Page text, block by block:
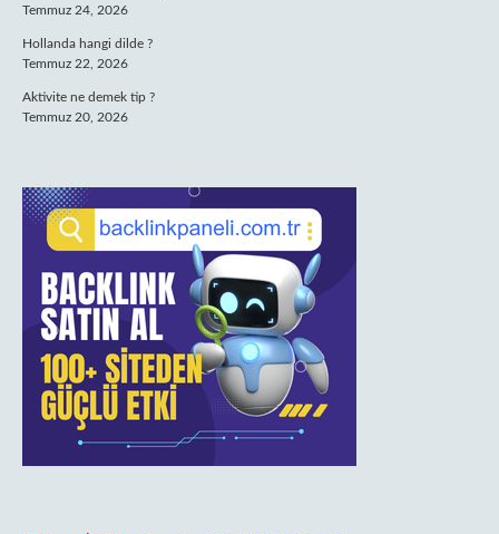
Temmuz 24, 2026
Hollanda hangi dilde ?
Temmuz 22, 2026
Aktivite ne demek tip ?
Temmuz 20, 2026